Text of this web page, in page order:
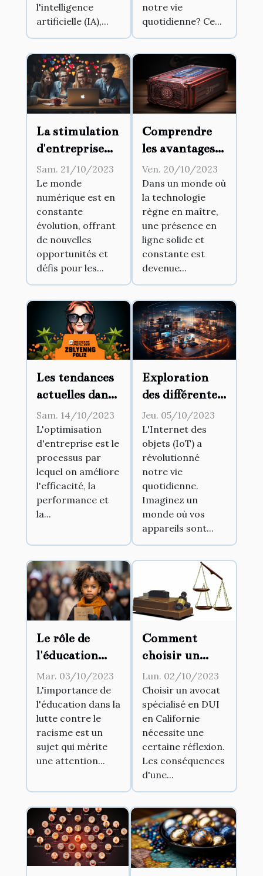
l'intelligence
artificielle (IA),...
notre vie
quotidienne? Ce...
La stimulation
d'entreprise
par le biais des
réseaux
sociaux
Sam. 21/10/2023
Le monde
numérique est en
constante
évolution, offrant
de nouvelles
opportunités et
défis pour les...
Comprendre
les avantages
d'un
hébergement
web haute
performance
Ven. 20/10/2023
Dans un monde où
la technologie
règne en maître,
une présence en
ligne solide et
constante est
devenue...
Les tendances
actuelles dans
l'optimisation
d'entreprise
Sam. 14/10/2023
L'optimisation
d'entreprise est le
processus par
lequel on améliore
l'efficacité, la
performance et
la...
Exploration
des différentes
utilisations de
l'IoT dans la
vie
quotidienne
Jeu. 05/10/2023
L'Internet des
objets (IoT) a
révolutionné
notre vie
quotidienne.
Imaginez un
monde où vos
appareils sont...
Le rôle de
l'éducation
dans la lutte
contre le
racisme
Mar. 03/10/2023
L'importance de
l'éducation dans la
lutte contre le
racisme est un
sujet qui mérite
une attention...
Comment
choisir un
avocat
spécialisé en
DUI en
Californie
Lun. 02/10/2023
Choisir un avocat
spécialisé en DUI
en Californie
nécessite une
certaine réflexion.
Les conséquences
d'une...